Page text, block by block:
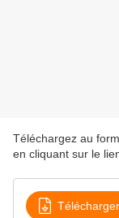
Téléchargez au
en cliquant sur le
Télécharger